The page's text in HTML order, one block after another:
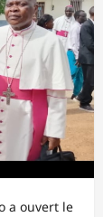
a ouvert le